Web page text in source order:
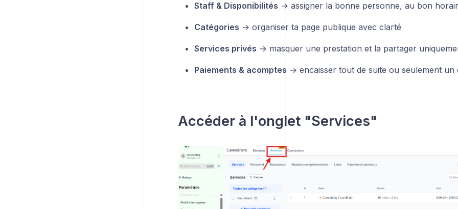
Staff & Disponibilités → assigner la bonne personne, au bon
Catégories → organiser ta page publique avec clarté
Services privés → masquer une prestation et la partager
Paiements & acomptes → encaisser tout de suite ou seulement un
Accéder à l'onglet "Services"